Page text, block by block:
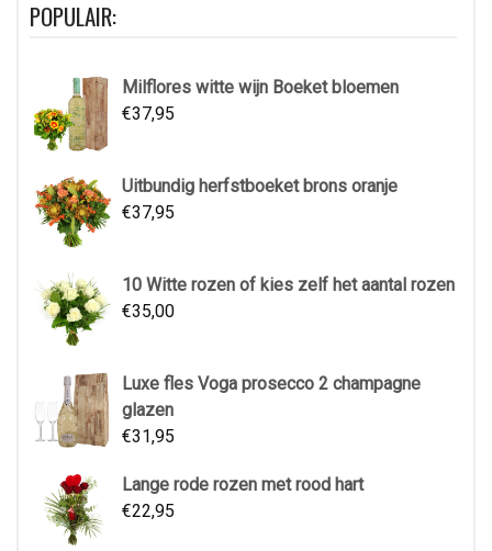
POPULAIR:
Milflores witte wijn Boeket bloemen
€37,95
Uitbundig herfstboeket brons oranje
€37,95
10 Witte rozen of kies zelf het aantal rozen
€35,00
Luxe fles Voga prosecco 2 champagne
glazen
€31,95
Lange rode rozen met rood hart
€22,95